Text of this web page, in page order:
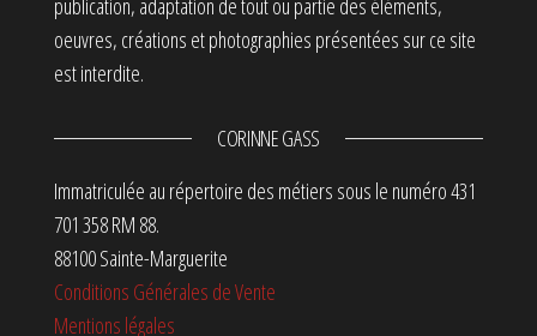
oeuvres, créations et photographies présentées sur ce site
est interdite.
CORINNE GASS
Immatriculée au répertoire des métiers sous le numéro 431
701 358 RM 88.
88100 Sainte-Marguerite
Conditions Générales de Vente
Mentions légales